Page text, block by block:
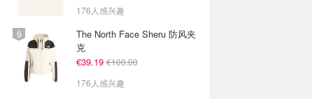
176人感兴趣
The North Face Sheru 防风夹
克
€39.19 €100.00
176人感兴趣